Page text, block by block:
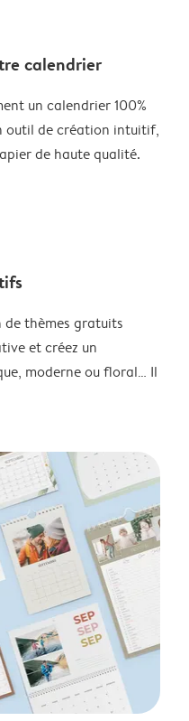
calendrier
un calendrier 100%
outil de création intuitif,
de haute qualité.
thèmes gratuits
et créez un
moderne ou floral… Il